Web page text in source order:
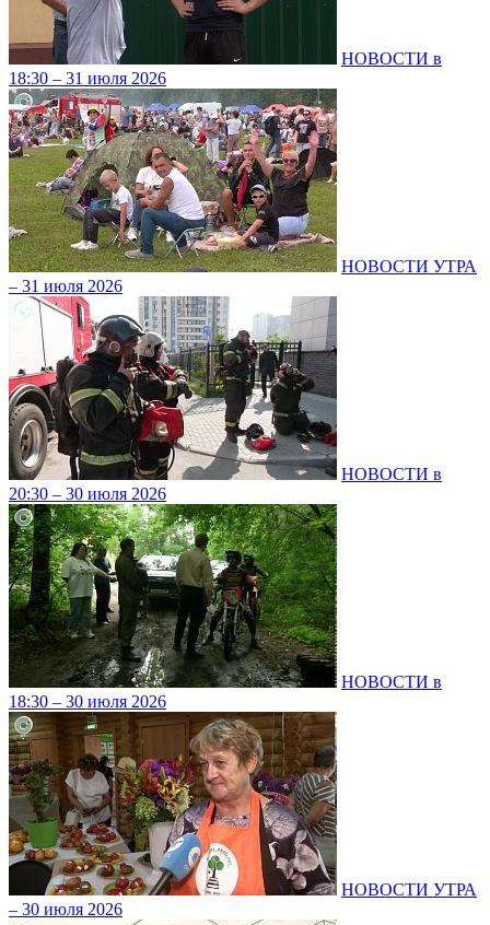
НОВОСТИ в
18:30 – 31 июля 2026
НОВОСТИ УТРА
– 31 июля 2026
НОВОСТИ в
20:30 – 30 июля 2026
НОВОСТИ в
18:30 – 30 июля 2026
НОВОСТИ УТРА
– 30 июля 2026